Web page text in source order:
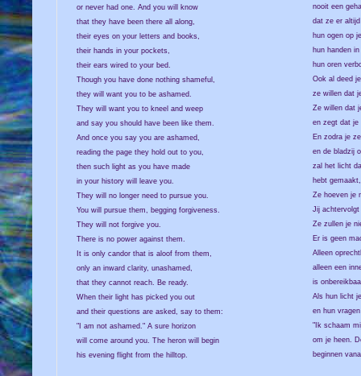
or never had one. And you will know
that they have been there all along,
their eyes on your letters and books,
their hands in your pockets,
their ears wired to your bed.
Though you have done nothing shameful,
they will want you to be ashamed.
They will want you to kneel and weep
and say you should have been like them.
And once you say you are ashamed,
reading the page they hold out to you,
then such light as you have made
in your history will leave you.
They will no longer need to pursue you.
You will pursue them, begging forgiveness.
They will not forgive you.
There is no power against them.
It is only candor that is aloof from them,
only an inward clarity, unashamed,
that they cannot reach. Be ready.
When their light has picked you out
and their questions are asked, say to them:
"I am not ashamed." A sure horizon
will come around you. The heron will begin
his evening flight from the hilltop.
nooit een
dat ze er
hun ogen op
hun handen
hun oren
Ook al deed
ze willen dat
Ze willen dat
en zegt dat je
En zodra je
en de bladzij
zal het licht
hebt
Ze hoeven je
Jij
Ze zullen je
Er is geen
Alleen
alleen een
is
Als hun licht
en hun
"Ik schaam
om je heen.
beginnen